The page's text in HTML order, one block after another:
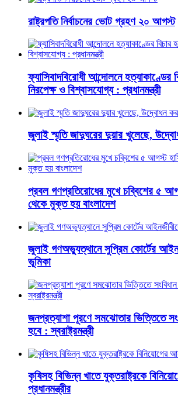
রাষ্ট্রপতি নির্বাচনের ভোট গ্রহণ ২০ আগস্ট
ফ্যাসিবাদবিরোধী আন্দোলনে হত্যাকাণ্ডের
নিরপেক্ষ ও বিশ্বাসযোগ্য : প্রধানমন্ত্রী
জুলাই স্মৃতি জাদুঘরের দুয়ার খুলেছে,
প্রবল গণপ্রতিরোধের মুখে চব্বিশের ৫
থেকে মুক্ত হয় বাংলাদেশ
জুলাই গণঅভ্যুত্থানে সুপ্রিম কোর্টের
ভূমিকা
জনপ্রত্যাশা পূরণে সমঝোতার ভিত্তিতে
হবে : স্বরাষ্ট্রমন্ত্রী
কৃষিসহ বিভিন্ন খাতে যুক্তরাষ্ট্রকে
প্রধানমন্ত্রীর